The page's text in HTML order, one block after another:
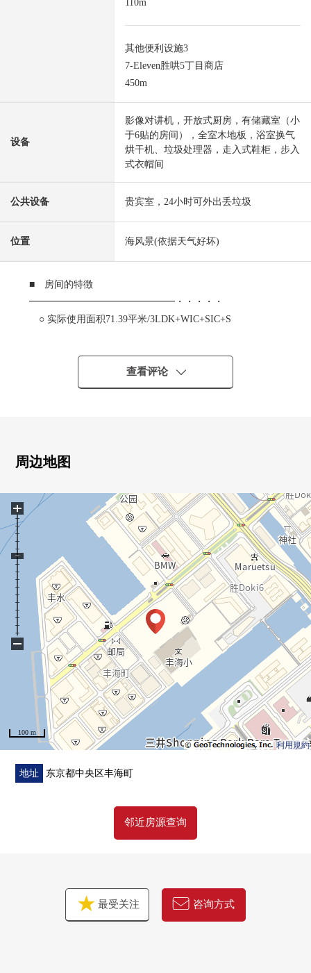
110m
其他便利设施3
7-Eleven胜哄5丁目商店
450m
设备
影像对讲机，开放式厨房，有储藏室（小
于6贴的房间），全室木地板，浴室换气
烘干机、垃圾处理器，走入式鞋柜，步入
式衣帽间
公共设备 贵宾室，24小时可外出丢垃圾
位置 海风景(依据天气好坏)
■ 房间的特徴
━━━━━━━━━━━━━━━・・・・・
○ 实际使用面积71.39平米/3LDK+WIC+SIC+S
○ 在厨房垃圾处理器有
・约01.7张塌塌米步入式鞋柜
・全居室收纳有
■ Mansion的特徴
━━━━━━━━━━━━━━━・・・・・
○ 充分感到海和空的家
○ 以曲线为基调的局Forme
○ 打算在2026年11月完成
○ 制震、控制振动构造使用
○ 直接基础构造
○ 双重的地板结构
○ 有人24小时的管理(夜间保安)
○ 礼宾服务
○ 双层防盗门
○ 各层垃圾堆放处有(扔垃圾可24小时)
○ 可饲养宠物（有规定）
○ 租赁自行车设置
○ 智能快递柜有
■ 充实的共用设施(※部分收费)
(有创造性的空白，儿童乐园区)
查看评论
周边地图
利用規約
100 m
+
−
地址 东京都中央区丰海町
邻近房源查询
最受关注 咨询方式